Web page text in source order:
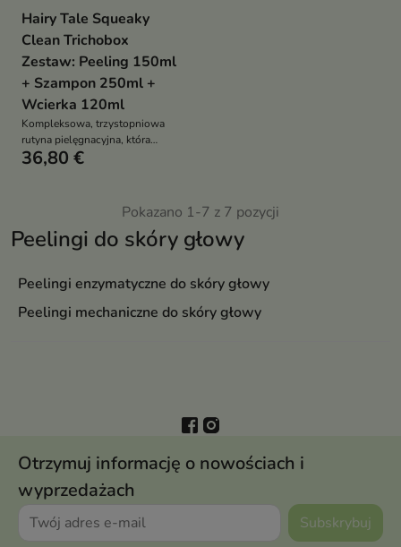
Peelingi do skóry głowy
Peelingi enzymatyczne do skóry głowy
Peelingi mechaniczne do skóry głowy
Hairy Tale Squeaky
Clean Trichobox
Zestaw: Peeling 150ml
+ Szampon 250ml +
Wcierka 120ml
Kompleksowa, trzystopniowa
rutyna pielęgnacyjna, która
oczyszcza, reguluje i koi skórę
zdrowego wzrostu włosów
36,80 €
Pokazano 1-7 z 7 pozycji
Otrzymuj informację o nowościach i
wyprzedażach